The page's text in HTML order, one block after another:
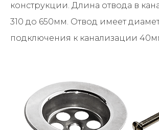
конструкции. Длина отвода в
310 до 650мм. Отвод имеет
подключения к канализации